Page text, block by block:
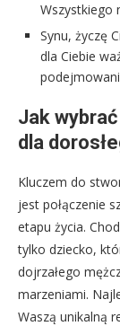
Wszystkiego
Synu, życzę
dla Ciebie
Jak
dla
Kluczem do
jest połączenie
etapu życia.
tylko dziecko,
dojrzałego
marzeniami.
Waszą unikalną